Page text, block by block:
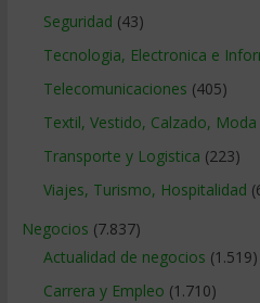
Seguridad (43)
Tecnologia, Electronica e
Telecomunicaciones (405)
Textil, Vestido, Calzado, Moda
Transporte y Logistica (223)
Viajes, Turismo, Hospitalidad
Negocios (7.837)
Actualidad de negocios (1.519)
Carrera y Empleo (1.710)